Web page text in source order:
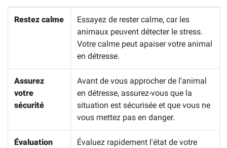
Restez calme
Essayez de rester calme, car les
animaux peuvent détecter le stress.
Votre calme peut apaiser votre animal
en détresse.
Assurez
votre
sécurité
Avant de vous approcher de l'animal
en détresse, assurez-vous que la
situation est sécurisée et que vous ne
vous mettez pas en danger.
Évaluation
Évaluez rapidement l'état de votre